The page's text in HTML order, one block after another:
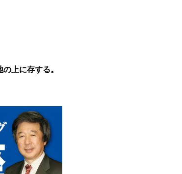
上に存する。